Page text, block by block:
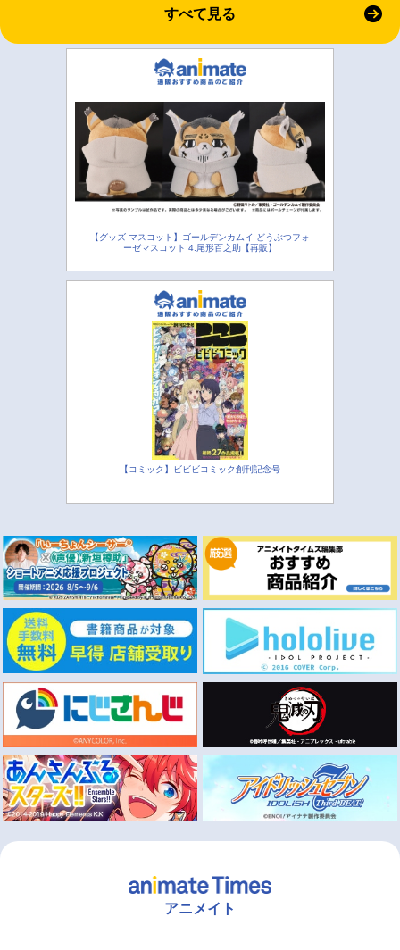
すべて見る
【グッズ-マスコット】ゴールデンカムイ どうぶつフォ
ーゼマスコット 4.尾形百之助【再販】
【コミック】ビビビコミック創刊記念号
アニメイト